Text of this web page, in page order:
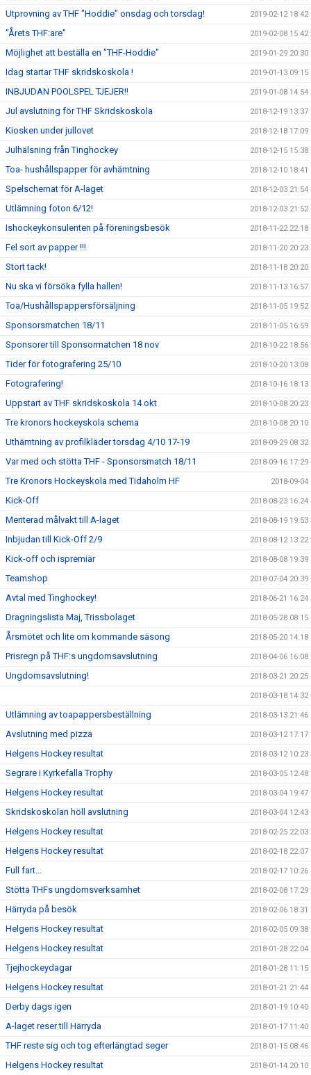
Utprovning av THF "Hoddie" onsdag och torsdag! 2019-02-12 18:42
"Årets THF:are" 2019-02-08 15:42
Möjlighet att beställa en "THF-Hoddie" 2019-01-29 20:30
Idag startar THF skridskoskola ! 2019-01-13 09:15
INBJUDAN POOLSPEL TJEJER!! 2019-01-08 14:54
Jul avslutning för THF Skridskoskola 2018-12-19 13:37
Kiosken under jullovet 2018-12-18 17:09
Julhälsning från Tinghockey 2018-12-15 15:38
Toa- hushållspapper för avhämtning 2018-12-10 18:41
Spelschemat för A-laget 2018-12-03 21:54
Utlämning foton 6/12! 2018-12-03 21:52
Ishockeykonsulenten på föreningsbesök 2018-11-22 22:18
Fel sort av papper !!! 2018-11-20 20:23
Stort tack! 2018-11-18 20:20
Nu ska vi försöka fylla hallen! 2018-11-13 16:57
Toa/Hushållspappersförsäljning 2018-11-05 19:52
Sponsorsmatchen 18/11 2018-11-05 16:59
Sponsorer till Sponsormatchen 18 nov 2018-10-22 18:56
Tider för fotografering 25/10 2018-10-20 13:08
Fotografering! 2018-10-16 18:13
Uppstart av THF skridskoskola 14 okt 2018-10-08 20:23
Tre kronors hockeyskola schema 2018-10-08 20:10
Uthämtning av profilkläder torsdag 4/10 17-19 2018-09-29 08:32
Var med och stötta THF - Sponsorsmatch 18/11 2018-09-16 17:29
Tre Kronors Hockeyskola med Tidaholm HF 2018-09-04
Kick-Off 2018-08-23 16:24
Meriterad målvakt till A-laget 2018-08-19 19:53
Inbjudan till Kick-Off 2/9 2018-08-12 13:22
Kick-off och ispremiär 2018-08-08 19:39
Teamshop 2018-07-04 20:39
Avtal med Tinghockey! 2018-06-21 16:24
Dragningslista Maj, Trissbolaget 2018-05-28 08:15
Årsmötet och lite om kommande säsong 2018-05-20 14:18
Prisregn på THF:s ungdomsavslutning 2018-04-06 16:08
Ungdomsavslutning! 2018-03-21 20:25
2018-03-18 14:32
Utlämning av toapappersbeställning 2018-03-13 21:46
Avslutning med pizza 2018-03-12 17:17
Helgens Hockey resultat 2018-03-12 10:23
Segrare i Kyrkefalla Trophy 2018-03-05 12:48
Helgens Hockey resultat 2018-03-04 19:47
Skridskoskolan höll avslutning 2018-03-04 12:43
Helgens Hockey resultat 2018-02-25 22:03
Helgens Hockey resultat 2018-02-18 22:07
Full fart... 2018-02-17 10:26
Stötta THFs ungdomsverksamhet 2018-02-08 17:29
Härryda på besök 2018-02-06 18:31
Helgens Hockey resultat 2018-02-05 09:38
Helgens Hockey resultat 2018-01-28 22:04
Tjejhockeydagar 2018-01-28 11:15
Helgens Hockey resultat 2018-01-21 21:44
Derby dags igen 2018-01-19 10:40
A-laget reser till Härryda 2018-01-17 11:40
THF reste sig och tog efterlängtad seger 2018-01-15 08:46
Helgens Hockey resultat 2018-01-14 20:10